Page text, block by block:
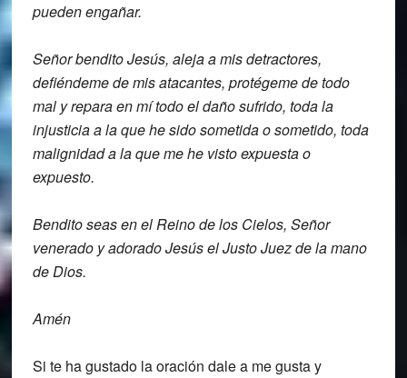
pueden engañar.
Señorbendito Jesús, aleja a mis detractores,
defiéndeme de mis atacantes, protégeme detodo
mal y repara en mí todo el dañosufrido, toda la
injusticia a la que hesido sometida o sometido, toda
malignidada la que me he visto expuesta o
expuesto.
Bendito seas en el Reino de los Cielos, Señor
venerado y adorado Jesús el Justo Juezde la mano
de Dios.
Amén
Si te ha gustado la oración dale a me gusta y